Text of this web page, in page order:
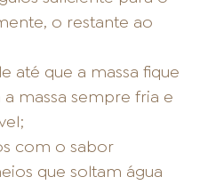
o restante ao
até que a massa fique
massa sempre fria e
com o sabor
que soltam água